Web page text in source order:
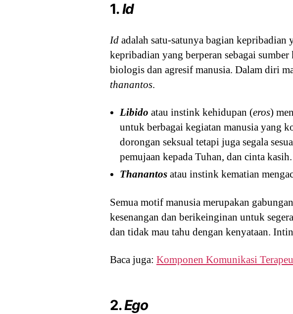
1.Id
Id adalah satu-satunya bagian kepribadian
kepribadian yang berperan sebagai
biologis dan agresif manusia. Dalam diri
thanantos.
Libido atau instink kehidupan (eros)
untuk berbagai kegiatan manusia yang
dorongan seksual tetapi juga segala
pemujaan kepada Tuhan, dan cinta kasih.
Thanantos atau instink kematian
Semua motif manusia merupakan
kesenangan dan berikeinginan untuk
dan tidak mau tahu dengan kenyataan.
Baca juga: Komponen Komunikasi
2.Ego